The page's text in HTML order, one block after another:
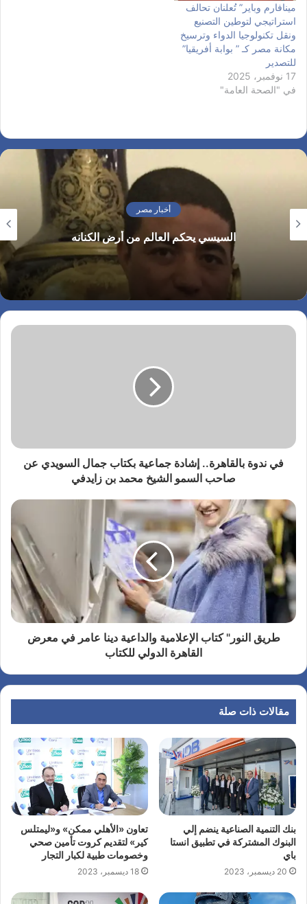
مينافارم وباير” تُعلنان تحالف
استراتيجي لتوطين التصنيع
ونقل تكنولوجيا الدواء وترسيخ
مكانة مصر كـ ” بوابة أفريقيا”
للتصدير
17 نوفمبر، 2025
في "الصحة العامة"
أخبار مصر
السيسي يحكم العالم من أرض الكنانه
في ندوة بالقاهرة.. إشادة جماعية بكتاب جمال السويدي عن
صاحب السمو الشيخ محمد بن زايدفي
طريق النور" كتاب الإعلامية والداعية دينا عامر في معرض
القاهرة الدولي للكتاب
مقالات ذات صلة
بنك التنمية الصناعية ينضم إلي
البنوك المشتركة في تطبيق انستا
باي
20 ديسمبر، 2023
تعاون «الأهلي ممكن» و«ليمتلس
كير» لتقديم كروت تأمين صحي
وخصومات طبية لكبار التجار
18 ديسمبر، 2023